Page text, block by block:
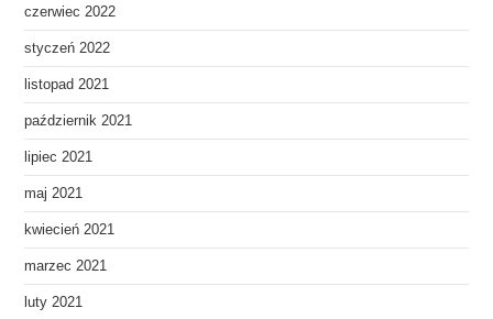
czerwiec 2022
styczeń 2022
listopad 2021
październik 2021
lipiec 2021
maj 2021
kwiecień 2021
marzec 2021
luty 2021